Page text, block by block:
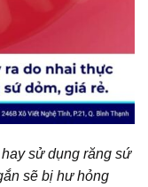
sử dụng răng sứ
sẽ bị hư hỏng